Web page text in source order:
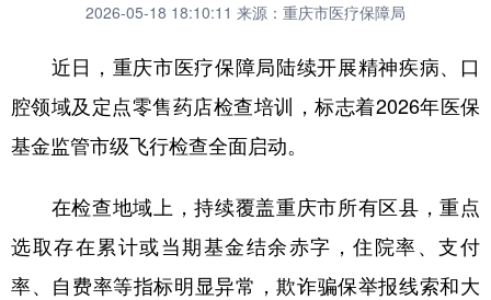
2026-05-18 18:10:11 来源：重庆市医疗保障局
近日，重庆市医疗保障局陆续开展精神疾病、口
腔领域及定点零售药店检查培训，标志着2026年医保
基金监管市级飞行检查全面启动。
在检查地域上，持续覆盖重庆市所有区县，重点
选取存在累计或当期基金结余赤字，住院率、支付
率、自费率等指标明显异常，欺诈骗保举报线索和大